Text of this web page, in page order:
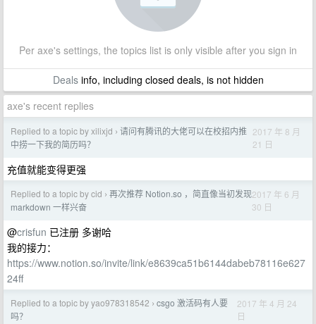
Per axe's settings, the topics list is only visible after you sign in
Dealsinfo, including closed deals, is not hidden
axe's recent replies
Replied to a topic by xilixjd › 请问有腾讯的大佬可以在校招内推
中捞一下我的简历吗？
2017 年 8 月
21 日
充值就能变得更强
Replied to a topic by cid › 再次推荐 Notion.so ，简直像当初发现
markdown 一样兴奋
2017 年 6 月
30 日
@crisfun 已注册 多谢哈
我的接力：
https://www.notion.so/invite/link/e8639ca51b6144dabeb78116e627
24ff
Replied to a topic by yao978318542 › csgo 激活码有人要
吗？
2017 年 4 月 24
日